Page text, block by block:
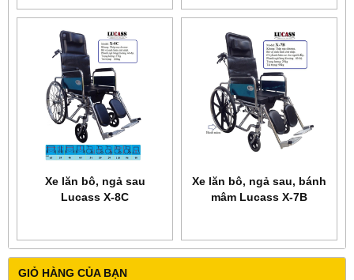
GIỎ HÀNG CỦA BẠN
Xe lăn bô, ngả sau
Lucass X-8C
Xe lăn bô, ngả sau, bánh
mâm Lucass X-7B